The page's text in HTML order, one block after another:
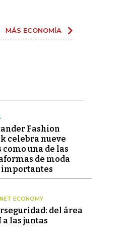
MÁS ECONOMÍA
Fashion
celebra nueve
como una de las
de moda
importantes
ECONOMY
del área
a las juntas